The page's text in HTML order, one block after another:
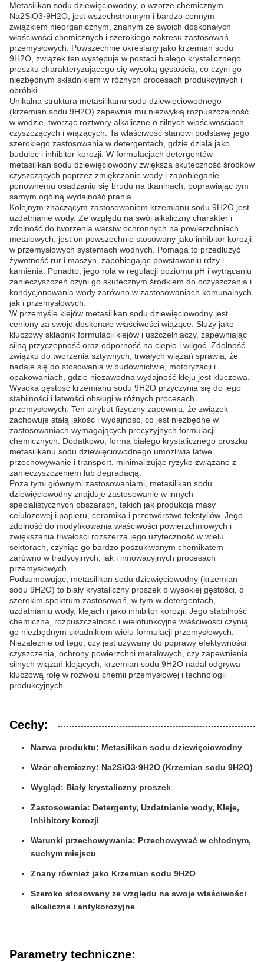
Metasilikan sodu dziewięciowodny, o wzorze chemicznym
Na2SiO3·9H2O, jest wszechstronnym i bardzo cennym
związkiem nieorganicznym, znanym ze swoich doskonałych
właściwości chemicznych i szerokiego zakresu zastosowań
przemysłowych. Powszechnie określany jako krzemian sodu
9H2O, związek ten występuje w postaci białego krystalicznego
proszku charakteryzującego się wysoką gęstością, co czyni go
niezbędnym składnikiem w różnych procesach produkcyjnych i
obróbki.
Unikalna struktura metasilikanu sodu dziewięciowodnego
(krzemian sodu 9H2O) zapewnia mu niezwykłą rozpuszczalność
w wodzie, tworząc roztwory alkaliczne o silnych właściwościach
czyszczących i wiążących. Ta właściwość stanowi podstawę jego
szerokiego zastosowania w detergentach, gdzie działa jako
budulec i inhibitor korozji. W formulacjach detergentów
metasilikan sodu dziewięciowodny zwiększa skuteczność środków
czyszczących poprzez zmiękczanie wody i zapobieganie
ponownemu osadzaniu się brudu na tkaninach, poprawiając tym
samym ogólną wydajność prania.
Kolejnym znaczącym zastosowaniem krzemianu sodu 9H2O jest
uzdatnianie wody. Ze względu na swój alkaliczny charakter i
zdolność do tworzenia warstw ochronnych na powierzchniach
metalowych, jest on powszechnie stosowany jako inhibitor korozji
w przemysłowych systemach wodnych. Pomaga to przedłużyć
żywotność rur i maszyn, zapobiegając powstawaniu rdzy i
kamienia. Ponadto, jego rola w regulacji poziomu pH i wytrącaniu
zanieczyszczeń czyni go skutecznym środkiem do oczyszczania i
kondycjonowania wody zarówno w zastosowaniach komunalnych,
jak i przemysłowych.
W przemyśle klejów metasilikan sodu dziewięciowodny jest
ceniony za swoje doskonałe właściwości wiążące. Służy jako
kluczowy składnik formulacji klejów i uszczelniaczy, zapewniając
silną przyczepność oraz odporność na ciepło i wilgoć. Zdolność
związku do tworzenia sztywnych, trwałych wiązań sprawia, że
nadaje się do stosowania w budownictwie, motoryzacji i
opakowaniach, gdzie niezawodna wydajność kleju jest kluczowa.
Wysoka gęstość krzemianu sodu 9H2O przyczynia się do jego
stabilności i łatwości obsługi w różnych procesach
przemysłowych. Ten atrybut fizyczny zapewnia, że związek
zachowuje stałą jakość i wydajność, co jest niezbędne w
zastosowaniach wymagających precyzyjnych formulacji
chemicznych. Dodatkowo, forma białego krystalicznego proszku
metasilikanu sodu dziewięciowodnego umożliwia łatwe
przechowywanie i transport, minimalizując ryzyko związane z
zanieczyszczeniem lub degradacją.
Poza tymi głównymi zastosowaniami, metasilikan sodu
dziewięciowodny znajduje zastosowanie w innych
specjalistycznych obszarach, takich jak produkcja masy
celulozowej i papieru, ceramika i przetwórstwo tekstyliów. Jego
zdolność do modyfikowania właściwości powierzchniowych i
zwiększania trwałości rozszerza jego użyteczność w wielu
sektorach, czyniąc go bardzo poszukiwanym chemikatem
zarówno w tradycyjnych, jak i innowacyjnych procesach
przemysłowych.
Podsumowując, metasilikan sodu dziewięciowodny (krzemian
sodu 9H2O) to biały krystaliczny proszek o wysokiej gęstości, o
szerokim spektrum zastosowań, w tym w detergentach,
uzdatnianiu wody, klejach i jako inhibitor korozji. Jego stabilność
chemiczna, rozpuszczalność i wielofunkcyjne właściwości czynią
go niezbędnym składnikiem wielu formulacji przemysłowych.
Niezależnie od tego, czy jest używany do poprawy efektywności
czyszczenia, ochrony powierzchni metalowych, czy zapewnienia
silnych wiązań klejących, krzemian sodu 9H2O nadal odgrywa
kluczową rolę w rozwoju chemii przemysłowej i technologii
produkcyjnych.
Cechy:
Nazwa produktu: Metasilikan sodu dziewięciowodny
Wzór chemiczny: Na2SiO3·9H2O (Krzemian sodu 9H2O)
Wygląd: Biały krystaliczny proszek
Zastosowania: Detergenty, Uzdatnianie wody, Kleje,
Inhibitory korozji
Warunki przechowywania: Przechowywać w chłodnym,
suchym miejscu
Znany również jako Krzemian sodu 9H2O
Szeroko stosowany ze względu na swoje właściwości
alkaliczne i antykorozyjne
Parametry techniczne: